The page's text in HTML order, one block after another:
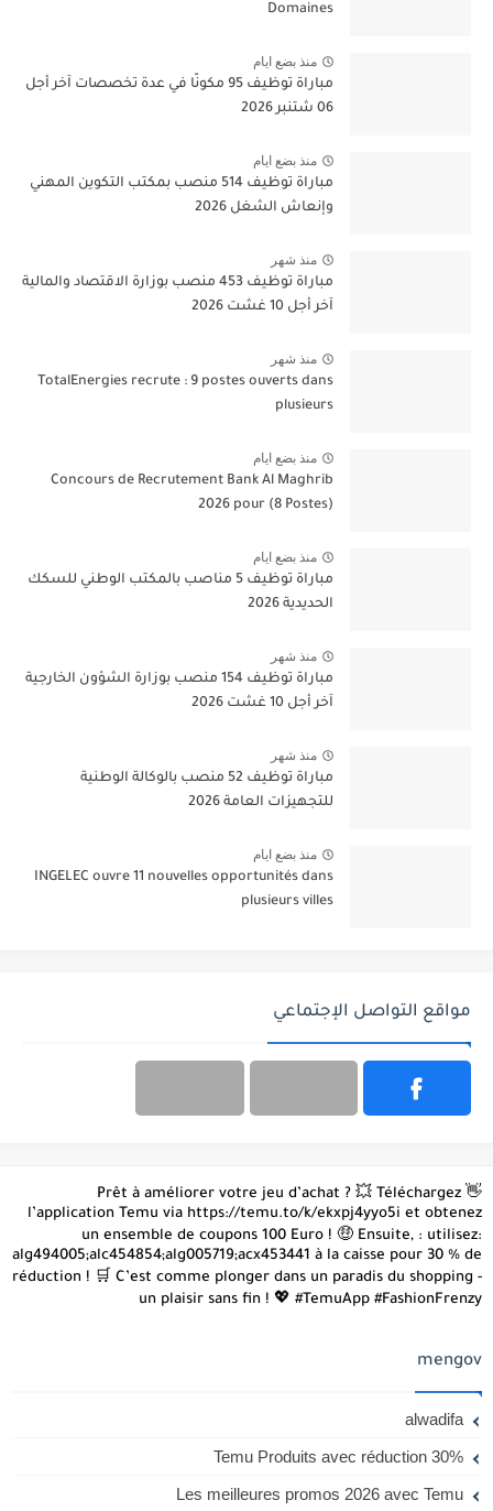
Domaines
منذ بضع ايام
مباراة توظيف 95 مكونًا في عدة تخصصات آخر أجل
06 شتنبر 2026
منذ بضع ايام
مباراة توظيف 514 منصب بمكتب التكوين المهني
وإنعاش الشغل 2026
منذ شهر
مباراة توظيف 453 منصب بوزارة الاقتصاد والمالية
آخر أجل 10 غشت 2026
منذ شهر
TotalEnergies recrute : 9 postes ouverts dans
plusieurs
منذ بضع ايام
Concours de Recrutement Bank Al Maghrib
2026 pour (8 Postes)
منذ بضع ايام
مباراة توظيف 5 مناصب بالمكتب الوطني للسكك
الحديدية 2026
منذ شهر
مباراة توظيف 154 منصب بوزارة الشؤون الخارجية
آخر أجل 10 غشت 2026
منذ شهر
مباراة توظيف 52 منصب بالوكالة الوطنية
للتجهيزات العامة 2026
منذ بضع ايام
INGELEC ouvre 11 nouvelles opportunités dans
plusieurs villes
مواقع التواصل الإجتماعي
👋 Prêt à améliorer votre jeu d’achat ? 💥 Téléchargez
l’application Temu via https://temu.to/k/ekxpj4yyo5i et obtenez
un ensemble de coupons 100 Euro ! 🤑 Ensuite, : utilisez:
alg494005;alc454854;alg005719;acx453441 à la caisse pour 30 % de
réduction ! 🛒 C’est comme plonger dans un paradis du shopping -
un plaisir sans fin ! 💖 #TemuApp #FashionFrenzy
mengov
alwadifa
Temu Produits avec réduction 30%
Les meilleures promos 2026 avec Temu